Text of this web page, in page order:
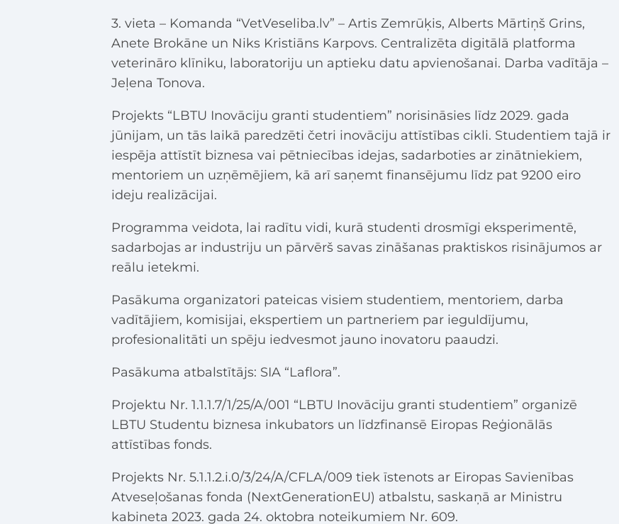
3. vieta – Komanda “VetVeseliba.lv” – Artis Zemrūķis, Alberts Mārtiņš Grins,
Anete Brokāne un Niks Kristiāns Karpovs. Centralizēta digitālā platforma
veterināro klīniku, laboratoriju un aptieku datu apvienošanai. Darba vadītāja –
Jeļena Tonova.
Projekts “LBTU Inovāciju granti studentiem” norisināsies līdz 2029. gada
jūnijam, un tās laikā paredzēti četri inovāciju attīstības cikli. Studentiem tajā ir
iespēja attīstīt biznesa vai pētniecības idejas, sadarboties ar zinātniekiem,
mentoriem un uzņēmējiem, kā arī saņemt finansējumu līdz pat 9200 eiro
ideju realizācijai.
Programma veidota, lai radītu vidi, kurā studenti drosmīgi eksperimentē,
sadarbojas ar industriju un pārvērš savas zināšanas praktiskos risinājumos ar
reālu ietekmi.
Pasākuma organizatori pateicas visiem studentiem, mentoriem, darba
vadītājiem, komisijai, ekspertiem un partneriem par ieguldījumu,
profesionalitāti un spēju iedvesmot jauno inovatoru paaudzi.
Pasākuma atbalstītājs: SIA “Laflora”.
Projektu Nr. 1.1.1.7/1/25/A/001 “LBTU Inovāciju granti studentiem” organizē
LBTU Studentu biznesa inkubators un līdzfinansē Eiropas Reģionālās
attīstības fonds.
Projekts Nr. 5.1.1.2.i.0/3/24/A/CFLA/009 tiek īstenots ar Eiropas Savienības
Atveseļošanas fonda (NextGenerationEU) atbalstu, saskaņā ar Ministru
kabineta 2023. gada 24. oktobra noteikumiem Nr. 609.